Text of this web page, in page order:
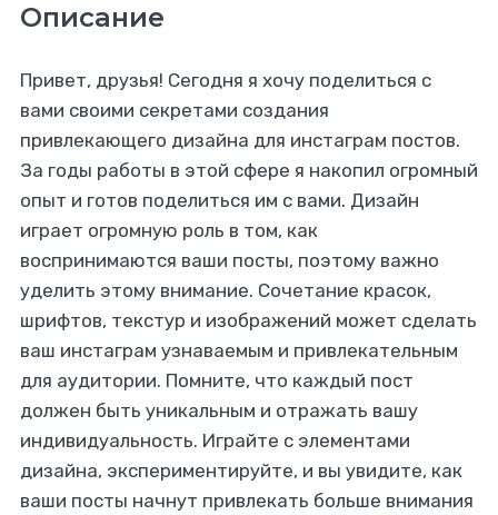
Описание
Привет, друзья! Сегодня я хочу поделиться с
вами своими секретами создания
привлекающего дизайна для инстаграм постов.
За годы работы в этой сфере я накопил огромный
опыт и готов поделиться им с вами. Дизайн
играет огромную роль в том, как
воспринимаются ваши посты, поэтому важно
уделить этому внимание. Сочетание красок,
шрифтов, текстур и изображений может сделать
ваш инстаграм узнаваемым и привлекательным
для аудитории. Помните, что каждый пост
должен быть уникальным и отражать вашу
индивидуальность. Играйте с элементами
дизайна, экспериментируйте, и вы увидите, как
ваши посты начнут привлекать больше внимания